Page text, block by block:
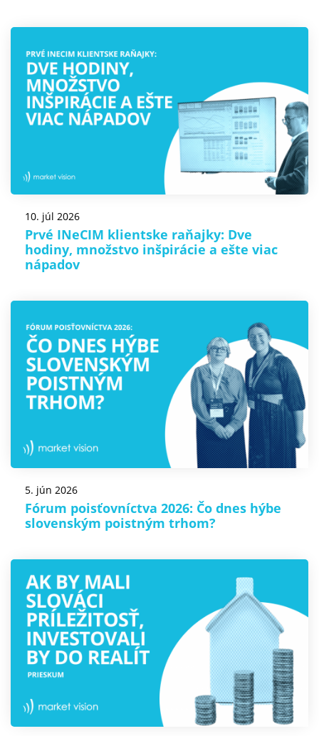
10. júl 2026
Prvé INeCIM klientske raňajky: Dve
hodiny, množstvo inšpirácie a ešte viac
nápadov
5. jún 2026
Fórum poisťovníctva 2026: Čo dnes hýbe
slovenským poistným trhom?